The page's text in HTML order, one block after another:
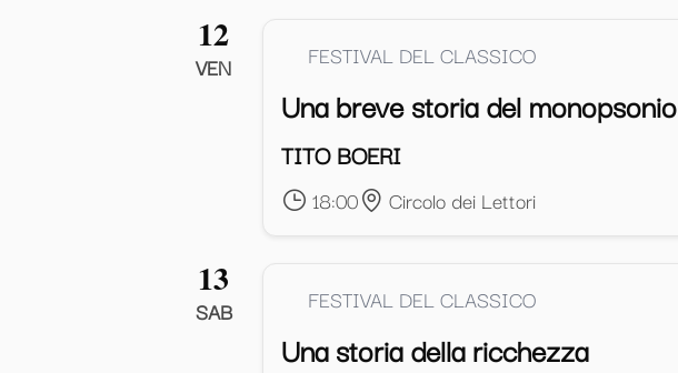
12
VEN FESTIVAL DEL CLASSICO
Una breve storia del monopsonio
TITO BOERI
18:00 Circolo dei Lettori
13
SAB FESTIVAL DEL CLASSICO
Una storia della ricchezza